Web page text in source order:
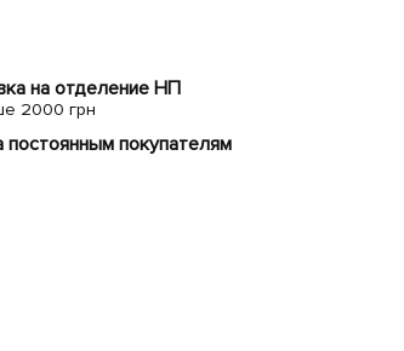
на отделение НП
2000 грн
постоянным покупателям